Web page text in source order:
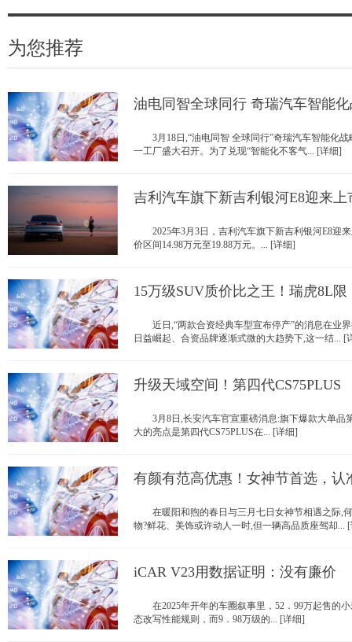
为您推荐
油电同智全球同行 奇瑞汽车智能
3月18日,“油电同智 全球同行”奇瑞汽车智能化战
一工厂盛大召开。为了兑现“智能化不客气... [详细]
吉利汽车旗下新吉利银河E8迎来上
2025年3月3日，吉利汽车旗下新吉利银河E8迎
价区间14.98万元至19.88万元。... [详细]
15万级SUV质价比之王！瑞虎8L限
近日,“两款合资经典车型宣布停产”的消息在业界
日益崛起、合资品牌逐渐式微的大趋势下,这一结... [
升级天域空间！第四代CS75PLUS
3月8日,长安汽车官宣重磅消息:旗下爆款大单品
大的亮点是第四代CS75PLUS在... [详细]
有颜有范高优惠！女神节首选，认
在暖阳和煦的春日与三月七日女神节相遇之际,
物?鲜花、美饰或许动人一时,但一辆高品质座驾却...
iCAR V23用数据证明：没有廉价
在2025年开年的车圈叙事里，52．99万起售的小
态改写性能规则，而9．98万级的... [详细]